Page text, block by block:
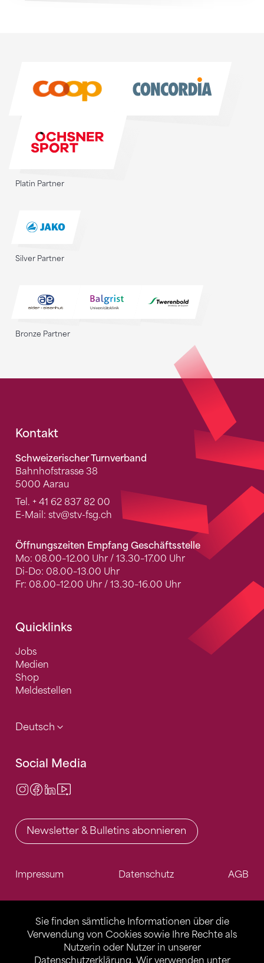
Sie finden sämtliche Informationen über die
Verwendung von Cookies sowie Ihre Rechte als
Nutzerin oder Nutzer in unserer
Datenschutzerklärung. Wir verwenden unter
Platin Partner
Silver Partner
Bronze Partner
Fusszeile
Kontakt
Schweizerischer Turnverband
Bahnhofstrasse 38
5000 Aarau
Tel. + 41 62 837 82 00
E-Mail: stv@stv-fsg.ch
Öffnungszeiten Empfang Geschäftsstelle
Mo: 08.00–12.00 Uhr / 13.30–17.00 Uhr
Di-Do: 08.00–13.00 Uhr
Fr: 08.00–12.00 Uhr / 13.30–16.00 Uhr
Quicklinks
Jobs
Medien
Shop
Meldestellen
Deutsch
Social Media
Instagram
Facebook
LinkedIn
Newsletter & Bulletins abonnieren
Impressum Datenschutz AGB